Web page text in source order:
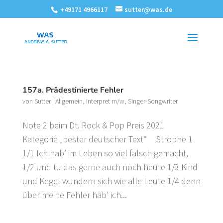
+49171 4966117 sutter@was.de
157a. Prädestinierte Fehler
von Sutter| Allgemein, Interpret m/w, Singer-Songwriter
Note 2 beim Dt. Rock & Pop Preis 2021
Kategorie „bester deutscher Text“ Strophe 1
1/1 Ich hab’ im Leben so viel falsch gemacht,
1/2 und tu das gerne auch noch heute 1/3 Kind
und Kegel wundern sich wie alle Leute 1/4 denn
über meine Fehler hab’ ich...